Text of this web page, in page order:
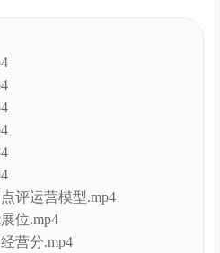
评运营模型.mp4
位.mp4
营分.mp4